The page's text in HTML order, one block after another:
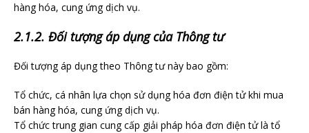
hàng hóa, cung ứng dịch vụ.
2.1.2. Đối tượng áp dụng của Thông tư
Đối tượng áp dụng theo Thông tư này bao gồm:
Tổ chức, cá nhân lựa chọn sử dụng hóa đơn điện tử khi mua
bán hàng hóa, cung ứng dịch vụ.
Tổ chức trung gian cung cấp giải pháp hóa đơn điện tử là tổ